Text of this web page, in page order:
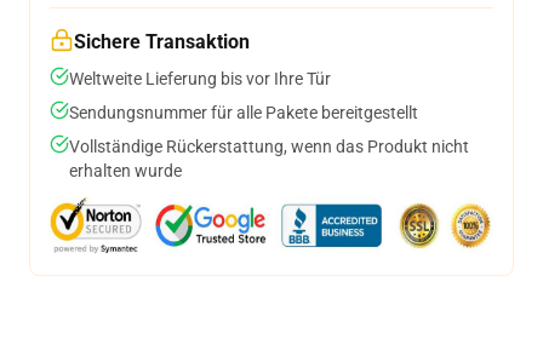
Sichere Transaktion
Weltweite Lieferung bis vor Ihre Tür
Sendungsnummer für alle Pakete bereitgestellt
Vollständige Rückerstattung, wenn das Produkt nicht
erhalten wurde